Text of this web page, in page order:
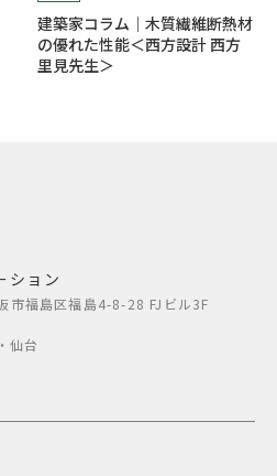
建築家コラム｜木質繊維断熱材
の優れた性能＜西方設計 西方
里見先生＞
ション
福島区福島4-8-28 FJビル3F
仙台